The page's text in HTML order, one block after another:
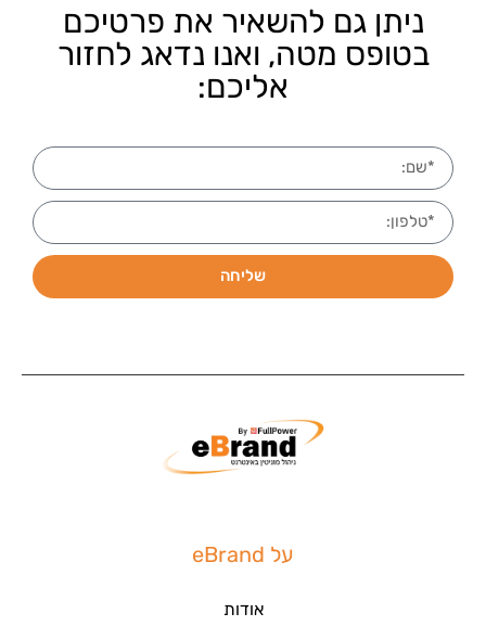
ניתן גם להשאיר את פרטיכם
בטופס מטה, ואנו נדאג לחזור
אליכם:
שליחה
על eBrand
אודות